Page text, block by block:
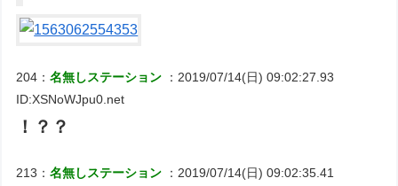
204：名無しステーション
：2019/07/14(日) 09:02:27.93
ID:XSNoWJpu0.net
！？？
213：名無しステーション
：2019/07/14(日) 09:02:35.41